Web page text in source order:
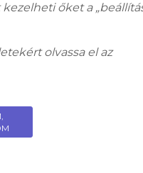
cm; Jelezve jobbra fent:
őket a
olvassa el az